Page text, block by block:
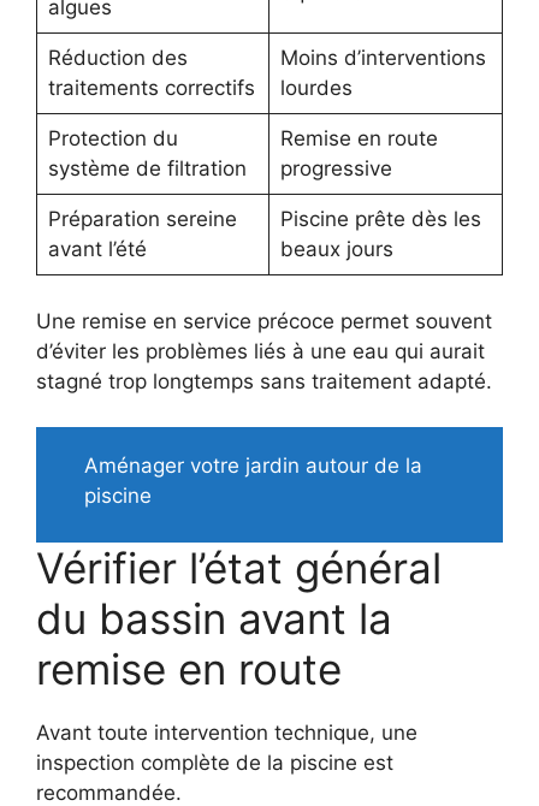
algues
Réduction des
traitements correctifs
Moins d’interventions
lourdes
Protection du
système de filtration
Remise en route
progressive
Préparation sereine
avant l’été
Piscine prête dès les
beaux jours
Une remise en service précoce permet souvent
d’éviter les problèmes liés à une eau qui aurait
stagné trop longtemps sans traitement adapté.
Aménager votre jardin autour de la
piscine
Vérifier l’état général
du bassin avant la
remise en route
Avant toute intervention technique, une
inspection complète de la piscine est
recommandée.